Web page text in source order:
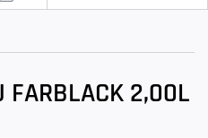
FARBLACK 2,00L